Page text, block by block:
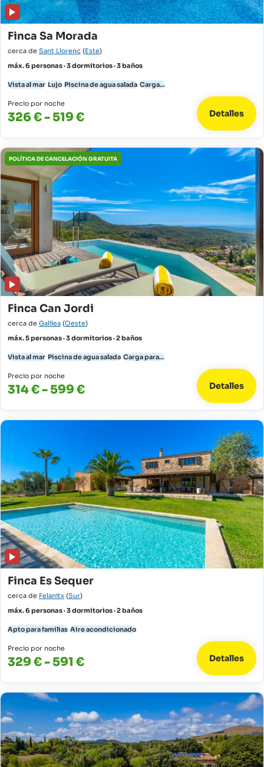
Finca Sa Morada
cerca de Sant Llorenc (Este)
máx. 6 personas · 3 dormitorios · 3 baños
Vista al mar Lujo Piscina de agua salada Carga...
Precio por noche
326 € - 519 € Detalles
POLÍTICA DE CANCELACIÓN GRATUITA
Finca Can Jordi
cerca de Galilea (Oeste)
máx. 5 personas · 3 dormitorios · 2 baños
Vista al mar Piscina de agua salada Carga para...
Precio por noche
314 € - 599 € Detalles
Finca Es Sequer
cerca de Felanitx (Sur)
máx. 6 personas · 3 dormitorios · 2 baños
Apto para familias Aire acondicionado
Precio por noche
329 € - 591 € Detalles